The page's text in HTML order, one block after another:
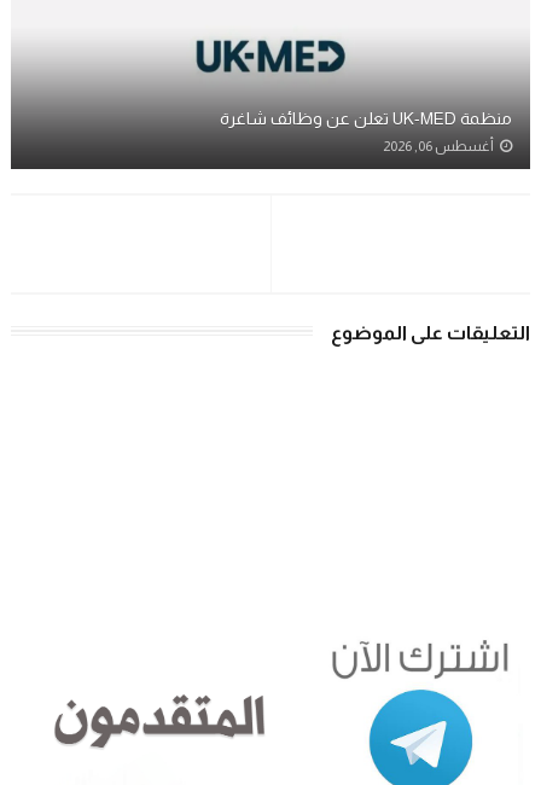
منظمة UK-MED تعلن عن وظائف شاغرة
أغسطس 06, 2026
التعليقات على الموضوع